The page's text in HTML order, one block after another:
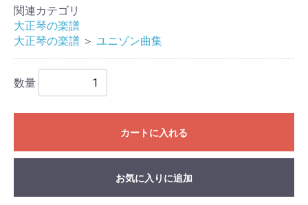
関連カテゴリ
大正琴の楽譜
大正琴の楽譜 ＞ ユニゾン曲集
数量
カートに入れる
お気に入りに追加